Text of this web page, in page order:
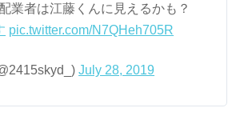
業者は江藤くんに見えるかも？
pic.twitter.com/N7QHeh705R
July 28, 2019